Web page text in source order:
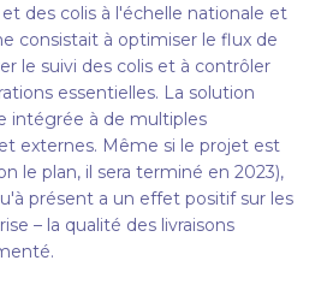
des colis à l'échelle nationale et
consistait à optimiser le flux de
le suivi des colis et à contrôler
essentielles. La solution
intégrée à de multiples
externes. Même si le projet est
le plan, il sera terminé en 2023),
présent a un effet positif sur les
– la qualité des livraisons